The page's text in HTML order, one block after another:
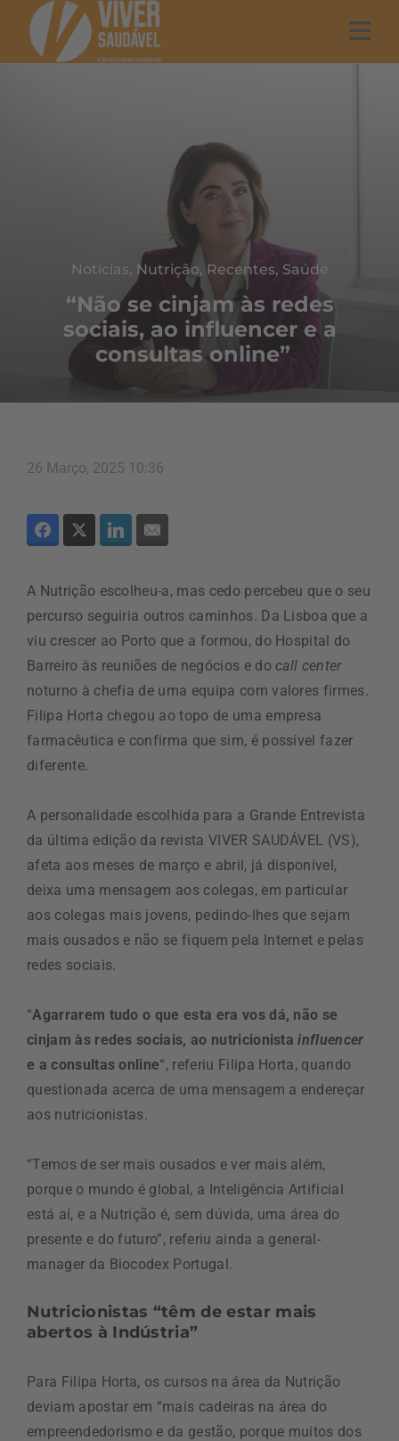
Notícias, Nutrição,Recentes, Saúde
“Não se cinjam às redes
sociais, ao influencer e a
consultas online”
26 Março, 2025 10:36
A Nutrição escolheu-a, mas cedo percebeu que o seu
percurso seguiria outros caminhos. Da Lisboa que a
viu crescer ao Porto que a formou, do Hospital do
Barreiro às reuniões de negócios e do call center
noturno à chefia de uma equipa com valores firmes.
Filipa Horta chegou ao topo de uma empresa
farmacêutica e confirma que sim, é possível fazer
diferente.
A personalidade escolhida para a Grande Entrevista
da última edição da revista VIVER SAUDÁVEL (VS),
afeta aos meses de março e abril, já disponível,
deixa uma mensagem aos colegas, em particular
aos colegas mais jovens, pedindo-lhes que sejam
mais ousados e não se fiquem pela Internet e pelas
redes sociais.
“Agarrarem tudo o que esta era vos dá, não se
cinjam às redes sociais, ao nutricionista influencer
e a consultas online“, referiu Filipa Horta, quando
questionada acerca de uma mensagem a endereçar
aos nutricionistas.
“Temos de ser mais ousados e ver mais além,
porque o mundo é global, a Inteligência Artificial
está aí, e a Nutrição é, sem dúvida, uma área do
presente e do futuro”, referiu ainda a general-
manager da Biocodex Portugal.
Nutricionistas “têm de estar mais
abertos à Indústria”
Para Filipa Horta, os cursos na área da Nutrição
deviam apostar em “mais cadeiras na área do
empreendedorismo e da gestão, porque muitos dos